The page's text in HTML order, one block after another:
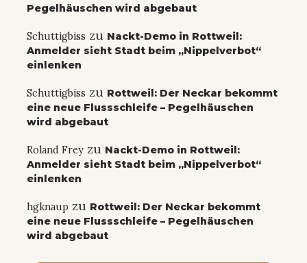
Pegelhäuschen wird abgebaut
Schuttigbiss zu Nackt-Demo in Rottweil:
Anmelder sieht Stadt beim „Nippelverbot“
einlenken
Schuttigbiss zu Rottweil: Der Neckar bekommt
eine neue Flussschleife – Pegelhäuschen
wird abgebaut
Roland Frey zu Nackt-Demo in Rottweil:
Anmelder sieht Stadt beim „Nippelverbot“
einlenken
hgknaup zu Rottweil: Der Neckar bekommt
eine neue Flussschleife – Pegelhäuschen
wird abgebaut